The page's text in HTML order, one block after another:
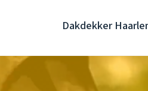
Dakdekker